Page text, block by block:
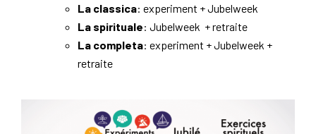
La classica: experiment + Jubelweek
La spirituale: Jubelweek + retraite
La completa: experiment + Jubelweek +
retraite